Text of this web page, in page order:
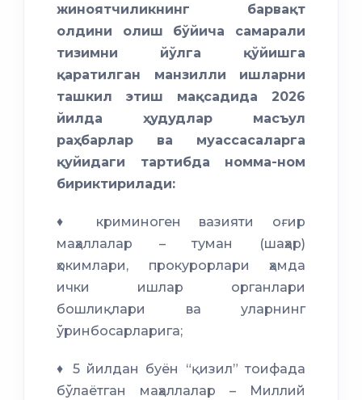
жиноятчиликнинг барвақт
олдини олиш бўйича самарали
тизимни йўлга қўйишга
қаратилган манзилли ишларни
ташкил этиш мақсадида 2026
йилда ҳудудлар масъул
раҳбарлар ва муассасаларга
қуйидаги тартибда номма-ном
бириктирилади:
♦ криминоген вазияти оғир
маҳаллалар – туман (шаҳар)
ҳокимлари, прокурорлари ҳамда
ички ишлар органлари
бошлиқлари ва уларнинг
ўринбосарларига;
♦ 5 йилдан буён “қизил” тоифада
бўлаётган маҳаллалар – Миллий